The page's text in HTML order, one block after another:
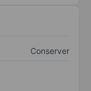
Conserver